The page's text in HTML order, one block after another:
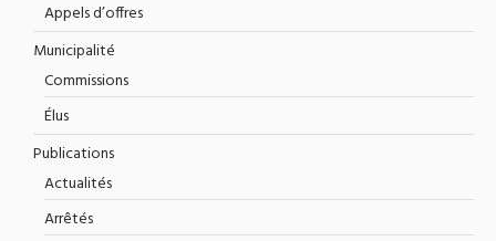
Appels d’offres
Municipalité
Commissions
Élus
Publications
Actualités
Arrêtés